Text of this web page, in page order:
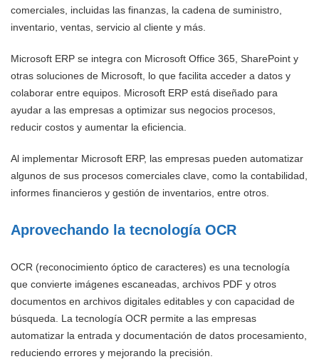
comerciales, incluidas las finanzas, la cadena de suministro,
inventario, ventas, servicio al cliente y más.
Microsoft ERP se integra con Microsoft Office 365, SharePoint y
otras soluciones de Microsoft, lo que facilita acceder a datos y
colaborar entre equipos. Microsoft ERP está diseñado para
ayudar a las empresas a optimizar sus negocios procesos,
reducir costos y aumentar la eficiencia.
Al implementar Microsoft ERP, las empresas pueden automatizar
algunos de sus procesos comerciales clave, como la contabilidad,
informes financieros y gestión de inventarios, entre otros.
Aprovechando la tecnología OCR
OCR (reconocimiento óptico de caracteres) es una tecnología
que convierte imágenes escaneadas, archivos PDF y otros
documentos en archivos digitales editables y con capacidad de
búsqueda. La tecnología OCR permite a las empresas
automatizar la entrada y documentación de datos procesamiento,
reduciendo errores y mejorando la precisión.